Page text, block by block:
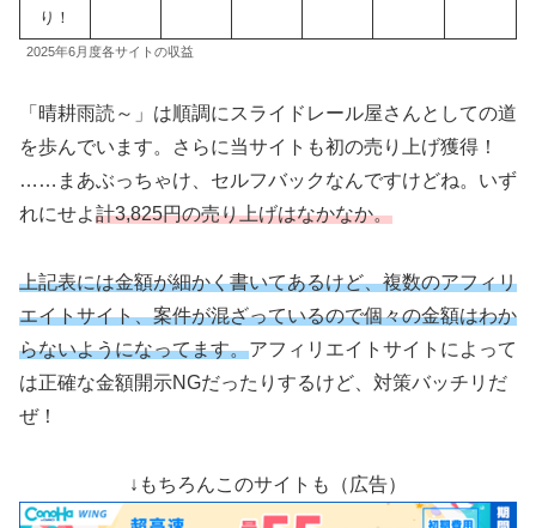
り！
2025年6月度各サイトの収益
「晴耕雨読～」は順調にスライドレール屋さんとしての道
を歩んでいます。さらに当サイトも初の売り上げ獲得！
……まあぶっちゃけ、セルフバックなんですけどね。いず
れにせよ計3,825円の売り上げはなかなか。
上記表には金額が細かく書いてあるけど、複数のアフィリ
エイトサイト、案件が混ざっているので個々の金額はわか
らないようになってます。アフィリエイトサイトによって
は正確な金額開示NGだったりするけど、対策バッチリだ
ぜ！
↓もちろんこのサイトも（広告）